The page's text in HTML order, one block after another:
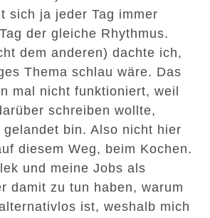
sich ja jeder Tag immer
der gleiche Rhythmus.
dem anderen) dachte ich,
Thema schlau wäre. Das
mal nicht funktioniert, weil
schreiben wollte,
bin. Also nicht hier
diesem Weg, beim Kochen.
und meine Jobs als
damit zu tun haben, warum
ist, weshalb mich